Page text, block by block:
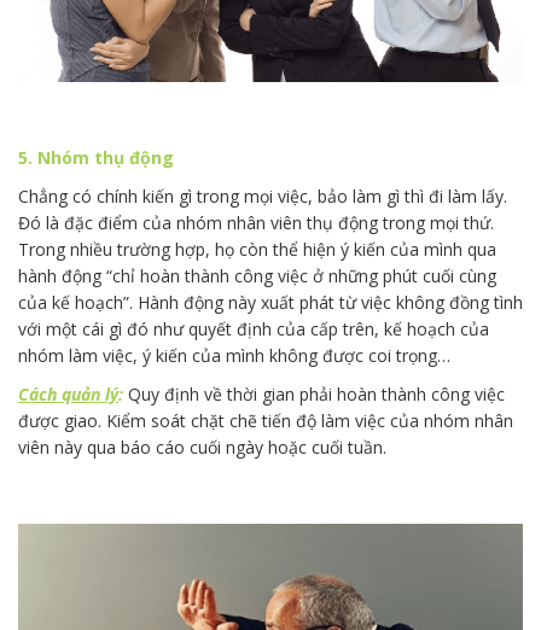
5. Nhóm thụ động
Chẳng có chính kiến gì trong mọi việc, bảo làm gì thì đi làm lấy.
Đó là đặc điểm của nhóm nhân viên thụ động trong mọi thứ.
Trong nhiều trường hợp, họ còn thể hiện ý kiến của mình qua
hành động “chỉ hoàn thành công việc ở những phút cuối cùng
của kế hoạch”. Hành động này xuất phát từ việc không đồng tình
với một cái gì đó như quyết định của cấp trên, kế hoạch của
nhóm làm việc, ý kiến của mình không được coi trọng…
Cách quản lý: Quy định về thời gian phải hoàn thành công việc
được giao. Kiểm soát chặt chẽ tiến độ làm việc của nhóm nhân
viên này qua báo cáo cuối ngày hoặc cuối tuần.